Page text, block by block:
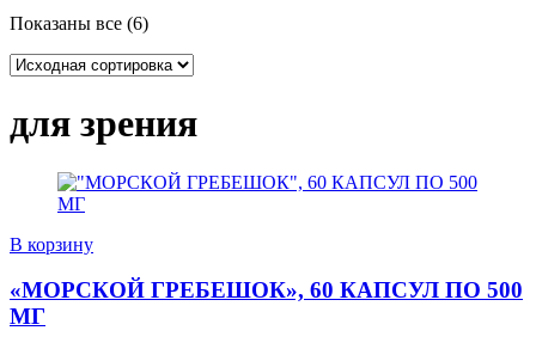
Показаны все (6)
для зрения
В корзину
«МОРСКОЙ ГРЕБЕШОК», 60 КАПСУЛ ПО 500
МГ